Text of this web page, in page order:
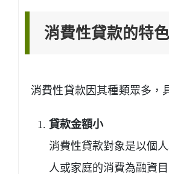
消費性貸款的特色
消費性貸款因其種類眾多，
貸款金額小
消費性貸款對象是以個
人或家庭的消費為融資